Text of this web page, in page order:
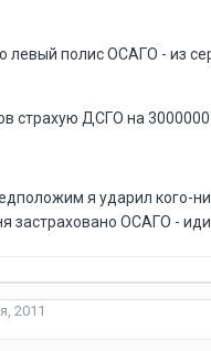
левый полис ОСАГО - из
страхую ДСГО на
я ударил кого-
застраховано ОСАГО - иди
2011